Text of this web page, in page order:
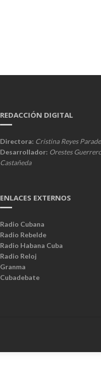
REDACCIÓN DIGITAL
Directora: Cristina Reyes
Desarrollador: Orestes
Castañeda
ENLACES EXTERNOS
Radio Cubana
Radio Rebelde
Radio Habana Cuba
Radio Reloj
Granma
Cubadebate